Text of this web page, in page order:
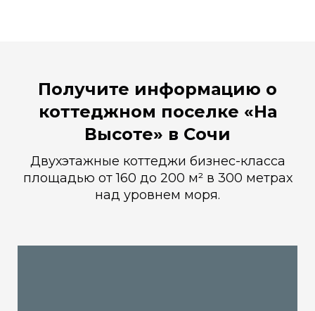
Получите информацию о
коттеджном поселке «На
Высоте» в Сочи
Двухэтажные коттеджи бизнес-класса
площадью от 160 до 200 м² в 300 метрах
над уровнем моря.